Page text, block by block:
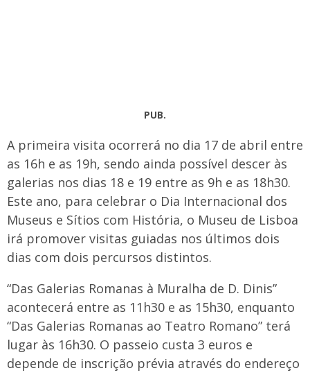
PUB.
A primeira visita ocorrerá no dia 17 de abril entre
as 16h e as 19h, sendo ainda possível descer às
galerias nos dias 18 e 19 entre as 9h e as 18h30.
Este ano, para celebrar o Dia Internacional dos
Museus e Sítios com História, o Museu de Lisboa
irá promover visitas guiadas nos últimos dois
dias com dois percursos distintos.
“Das Galerias Romanas à Muralha de D. Dinis”
acontecerá entre as 11h30 e as 15h30, enquanto
“Das Galerias Romanas ao Teatro Romano” terá
lugar às 16h30. O passeio custa 3 euros e
depende de inscrição prévia através do endereço